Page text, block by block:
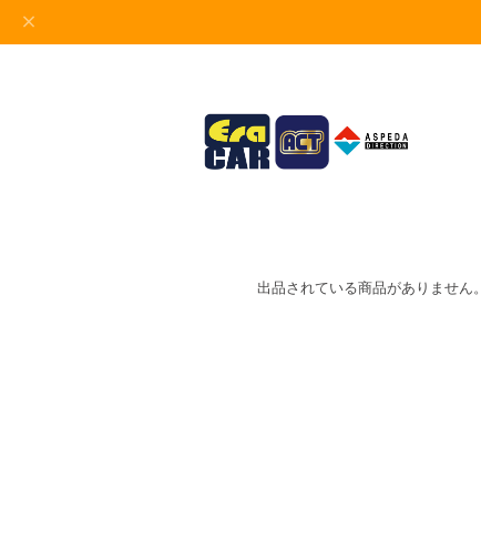
出品されている商品がありません。